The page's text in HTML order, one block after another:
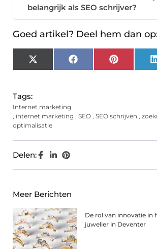
belangrijk als SEO schrijver?
Goed artikel? Deel hem dan
X
(Twitter)
FacebookPinterest
Tags:
Internet marketing
, internet marketing , SEO , SEO schrijven ,
optimalisatie
Delen:
Meer Berichten
De rol van innovatie in
juwelier in Deventer